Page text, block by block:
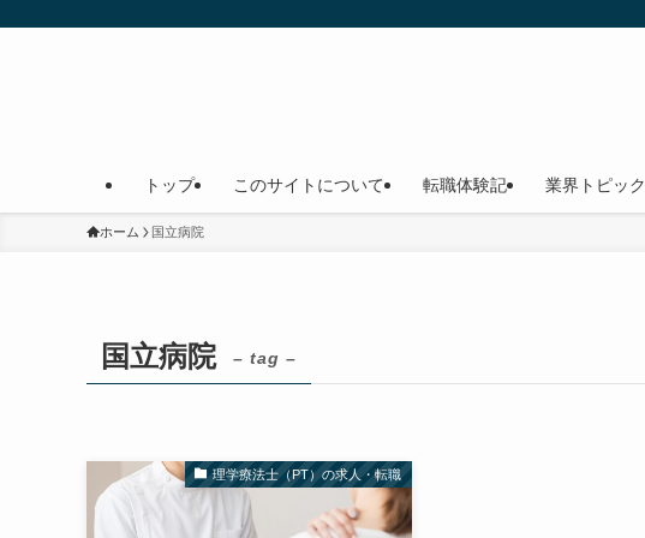
トップ このサイトについて 転職体験記 業界トピック
ホーム 国立病院
国立病院 – tag –
理学療法士（PT）の求人・転職